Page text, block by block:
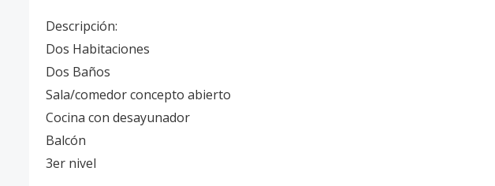
Descripción:
Dos Habitaciones
Dos Baños
Sala/comedor concepto abierto
Cocina con desayunador
Balcón
3er nivel